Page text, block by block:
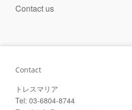
Contact us
Contact
トレスマリア
Tel: 03-6804-8744